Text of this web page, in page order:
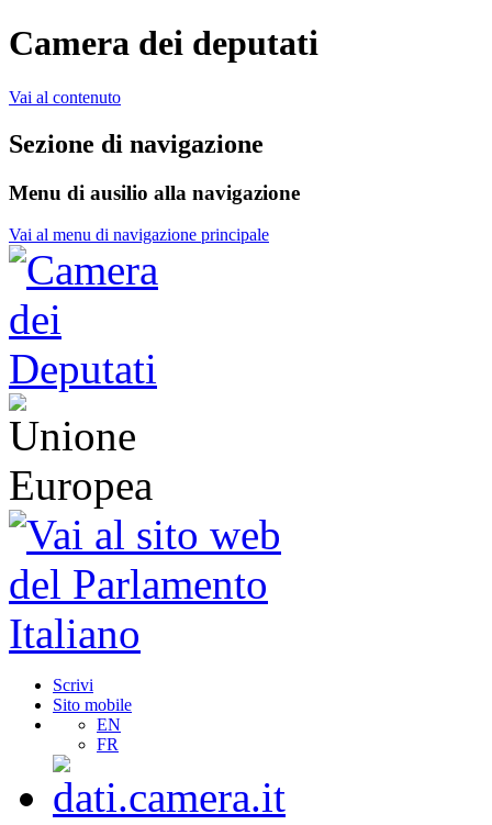
Camera dei deputati
Vai al contenuto
Sezione di navigazione
Menu di ausilio alla navigazione
Vai al menu di navigazione principale
Scrivi
Sito mobile
EN
FR